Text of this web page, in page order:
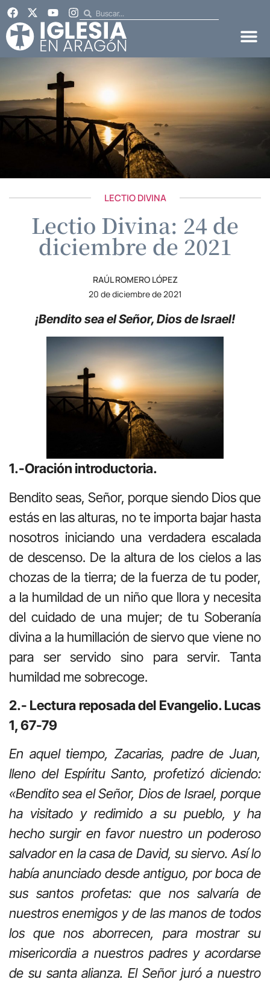
LECTIO DIVINA
Lectio Divina: 24 de
diciembre de 2021
RAÚL ROMERO LÓPEZ
20 de diciembre de 2021
¡Bendito sea el Señor, Dios de Israel!
1.-Oración introductoria.
Bendito seas, Señor, porque siendo Dios que
estás en las alturas, no te importa bajar hasta
nosotros iniciando una verdadera escalada
de descenso. De la altura de los cielos a las
chozas de la tierra; de la fuerza de tu poder,
a la humildad de un niño que llora y necesita
del cuidado de una mujer; de tu Soberanía
divina a la humillación de siervo que viene no
para ser servido sino para servir. Tanta
humildad me sobrecoge.
2.- Lectura reposada del Evangelio. Lucas
1, 67-79
En aquel tiempo, Zacarias, padre de Juan,
lleno del Espíritu Santo, profetizó diciendo:
«Bendito sea el Señor, Dios de Israel, porque
ha visitado y redimido a su pueblo, y ha
hecho surgir en favor nuestro un poderoso
salvador en la casa de David, su siervo. Así lo
había anunciado desde antiguo, por boca de
sus santos profetas: que nos salvaría de
nuestros enemigos y de las manos de todos
los que nos aborrecen, para mostrar su
misericordia a nuestros padres y acordarse
de su santa alianza. El Señor juró a nuestro